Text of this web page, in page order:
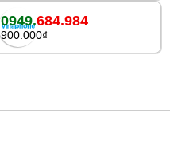
0949.684.984
900.000₫